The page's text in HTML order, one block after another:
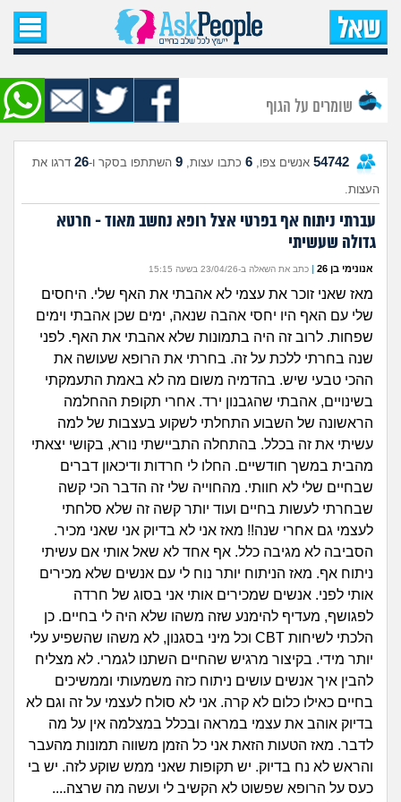
עמוד הבית
שאל שאלה
שאלות חדשות
שאלות שעוררו עניין
עצות חדשות
מה קורה כאן?
מתחם הטיפים
מדורים
זוגיות
היריון ולידה
הורות ומשפחה
מתבגרים
מהבקו"ם... ועד מתי?!
לימודים וסטודנטים
עבודה וקריירה
חברים ואנשים
בית, שכנים ושותפים
חיפוש שאלות
הרשמה | התחברות
שומרים על הגוף
54742 אנשים צפו, 6 כתבו עצות, 9 השתתפו בסקר ו-26 דרגו את
העצות.
עברתי ניתוח אף בפרטי אצל רופא נחשב מאוד - חרטא
גדולה שעשיתי
אנונימי בן 26 | כתב את השאלה ב-23/04/26 בשעה 15:15
מאז שאני זוכר את עצמי לא אהבתי את האף שלי. היחסים
שלי עם האף היו יחסי אהבה שנאה, ימים שכן אהבתי וימים
שפחות. לרוב זה היה בתמונות שלא אהבתי את האף. לפני
שנה בחרתי ללכת על זה. בחרתי את הרופא שעושה את
ההכי טבעי שיש. בהדמיה משום מה לא באמת התעמקתי
בשינויים, אהבתי שהגבנון ירד. אחרי תקופת ההחלמה
הראשונה של השבוע התחלתי לשקוע בעצבות של למה
עשיתי את זה בכלל. בהתחלה התביישתי נורא, בקושי יצאתי
מהבית במשך חודשיים. החלו לי חרדות ודיכאון דברים
שבחיים שלי לא חוותי. מהחוייה שלי זה הדבר הכי קשה
שבחרתי לעשות בחיים ועוד יותר קשה זה שלא סלחתי
לעצמי גם אחרי שנה!! מאז אני לא בדיוק אני שאני מכיר.
הסביבה לא מגיבה כלל. אף אחד לא שאל אותי אם עשיתי
ניתוח אף. מאז הניתוח יותר נוח לי עם אנשים שלא מכירים
אותי לפני. אנשים שמכירים אותי אני בסוג של חרדה
לפגושף, מעדיף להימנע שזה משהו שלא היה לי בחיים. כן
הלכתי לשיחות CBT וכל מיני בסגנון, לא משהו שהשפיע עלי
יותר מידי. בקיצור מרגיש שהחיים השתנו לגמרי. לא מצליח
להבין איך אנשים עושים ניתוח כזה משמעותי וממשיכים
בחיים כאילו כלום לא קרה. אני לא סולח לעצמי על זה וגם לא
בדיוק אוהב את עצמי במראה ובכלל במצלמה אין על מה
לדבר. מאז הטעות הזאת אני כל הזמן משווה תמונות מהעבר
והראש לא נח בדיוק. יש תקופות שאני ממש שוקע לזה. יש בי
כעס על הרופא שפשוט לא הקשיב לי ועשה מה שרצה....